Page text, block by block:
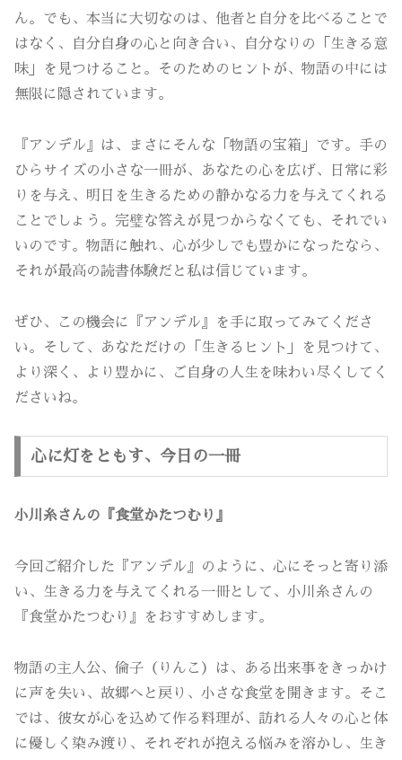
ん。でも、本当に大切なのは、他者と自分を比べることで
はなく、自分自身の心と向き合い、自分なりの「生きる意
味」を見つけること。そのためのヒントが、物語の中には
無限に隠されています。
『アンデル』は、まさにそんな「物語の宝箱」です。手の
ひらサイズの小さな一冊が、あなたの心を広げ、日常に彩
りを与え、明日を生きるための静かなる力を与えてくれる
ことでしょう。完璧な答えが見つからなくても、それでい
いのです。物語に触れ、心が少しでも豊かになったなら、
それが最高の読書体験だと私は信じています。
ぜひ、この機会に『アンデル』を手に取ってみてくださ
い。そして、あなただけの「生きるヒント」を見つけて、
より深く、より豊かに、ご自身の人生を味わい尽くしてく
ださいね。
心に灯をともす、今日の一冊
小川糸さんの『食堂かたつむり』
今回ご紹介した『アンデル』のように、心にそっと寄り添
い、生きる力を与えてくれる一冊として、小川糸さんの
『食堂かたつむり』をおすすめします。
物語の主人公、倫子（りんこ）は、ある出来事をきっかけ
に声を失い、故郷へと戻り、小さな食堂を開きます。そこ
では、彼女が心を込めて作る料理が、訪れる人々の心と体
に優しく染み渡り、それぞれが抱える悩みを溶かし、生き